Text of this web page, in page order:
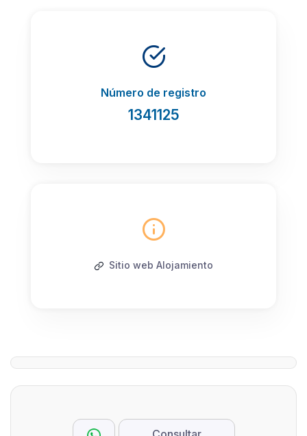
Número de registro
1341125
Sitio web Alojamiento